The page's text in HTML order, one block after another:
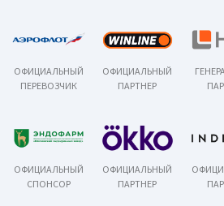
ОФИЦИАЛЬНЫЙ
ПЕРЕВОЗЧИК
ОФИЦИАЛЬНЫЙ
ПАРТНЕР
ОФИЦИАЛЬНЫЙ
СПОНСОР
ОФИЦИАЛЬНЫЙ
ПАРТНЕР